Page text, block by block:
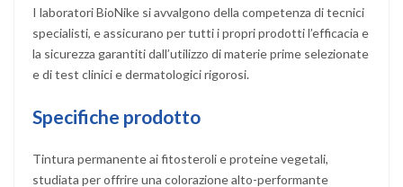
I laboratori BioNike si avvalgono della competenza di tecnici
specialisti, e assicurano per tutti i propri prodotti l’efficacia e
la sicurezza garantiti dall’utilizzo di materie prime selezionate
e di test clinici e dermatologici rigorosi.
Specifiche prodotto
Tintura permanente ai fitosteroli e proteine vegetali,
studiata per offrire una colorazione alto-performante